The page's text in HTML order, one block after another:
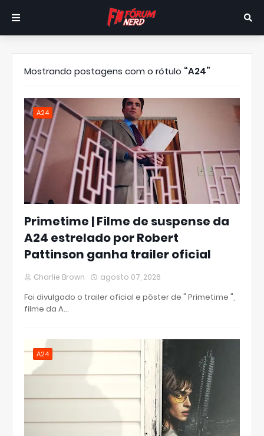
Mostrando postagens com o rótulo A24
A24
Primetime | Filme de suspense da
A24 estrelado por Robert
Pattinson ganha trailer oficial
Charlie Brown agosto 07, 2026
Foi divulgado o trailer oficial e pôster de " Primetime ",
filme da A…
A24